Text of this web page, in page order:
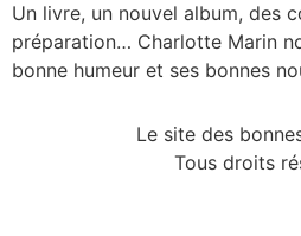
Un livre, un nouvel album, des
préparation… Charlotte Marin
bonne humeur et ses bonnes
Le site des
Tous droits